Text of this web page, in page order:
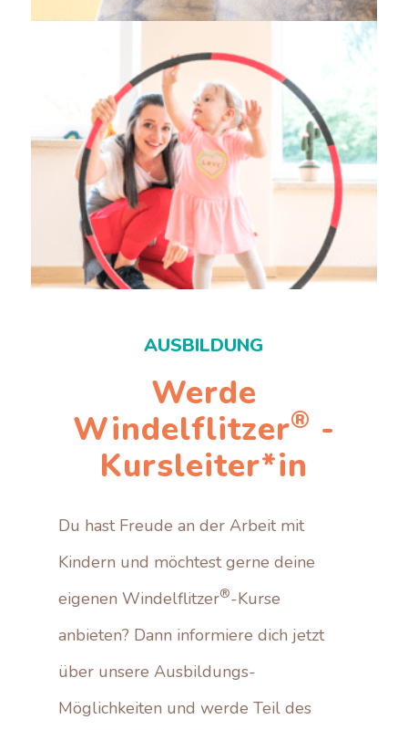
AUSBILDUNG
Werde
Windelflitzer® -
Kursleiter*in
Du hast Freude an der Arbeit mit
Kindern und möchtest gerne deine
eigenen Windelflitzer®-Kurse
anbieten? Dann informiere dich jetzt
über unsere Ausbildungs-
Möglichkeiten und werde Teil des